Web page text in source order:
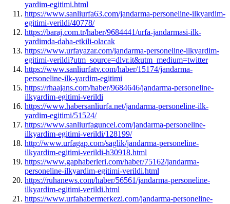
yardim-egitimi.html
https://www.sanliurfa63.com/jandarma-personeline-ilkyardim-
egitimi-verildi/40778/
https://baraj.com.tr/haber/9684441/urfa-jandarmasi-ilk-
yardimda-daha-etkili-olacak
https://www.urfayazar.com/jandarma-personeline-ilkyardim-
egitimi-verildi?utm_source=dlvr.it&utm_medium=twitter
https://www.sanliurfatv.com/haber/15174/jandarma-
personeline-ilk-yardim-egitimi
https://rhaajans.com/haber/9684646/jandarma-personeline-
ilkyardim-egitimi-verildi
https://www.habersanliurfa.net/jandarma-personeline-ilk-
yardim-egitimi/51524/
https://www.sanliurfaguncel.com/jandarma-personeline-
ilkyardim-egitimi-verildi/128199/
http://www.urfagap.com/saglik/jandarma-personeline-
ilkyardim-egitimi-verildi-h30918.html
https://www.gaphaberleri.com/haber/75162/jandarma-
personeline-ilkyardim-egitimi-verildi.html
https://ruhanews.com/haber/56561/jandarma-personeline-
ilkyardim-egitimi-verildi.html
https://www.urfahabermerkezi.com/jandarma-personeline-